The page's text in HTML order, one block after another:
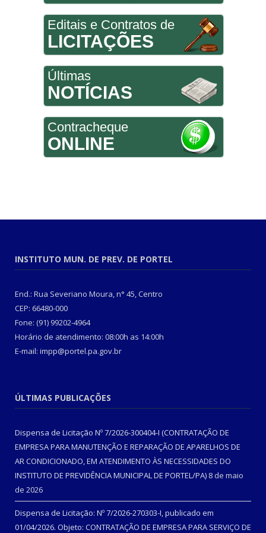
Editais e Contratos de
LICITAÇÕES
Últimas
NOTÍCIAS
Contracheque
ONLINE
INSTITUTO MUN. DE PREV. DE PORTEL
End.: Rua Severiano Moura, n° 45, Centro
CEP: 66480-000
Fone: (91) 99202-4964
Horário de atendimento: 08:00h as 14:00h
E-mail: impp@portel.pa.gov.br
ÚLTIMAS PUBLICAÇÕES
Dispensa de Licitação Nº 7/2026-300404-I (CONTRATAÇÃO DE
EMPRESA PARA MANUTENÇÃO E REPARAÇÃO DE APARELHOS DE
AR CONDICIONADO, EM ATENDIMENTO ÀS NECESSIDADES DO
INSTITUTO DE PREVIDÊNCIA MUNICIPAL DE PORTEL/PA) 8 de maio
de 2026
Dispensa de Licitação: Nº 7/2026-270303-I, publicado em
01/04/2026. Objeto: CONTRATAÇÃO DE EMPRESA PARA SERVIÇO DE